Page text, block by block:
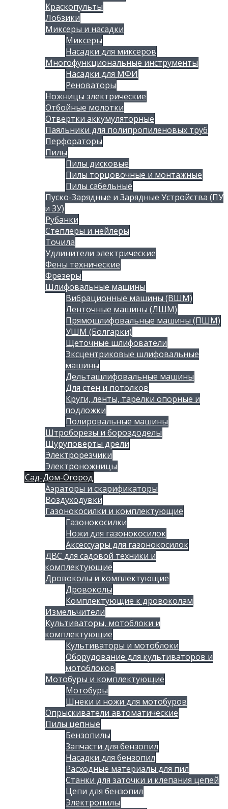
Краскопульты
Лобзики
Миксеры и насадки
Миксеры
Насадки для миксеров
Многофункциональные инструменты
Насадки для МФИ
Реноваторы
Ножницы злектрические
Отбойные молотки
Отвертки аккумуляторные
Паяльники для полипропиленовых труб
Перфораторы
Пилы
Пилы дисковые
Пилы торцовочные и монтажные
Пилы сабельные
Пуско-Зарядные и Зарядные Устройства (ПУ
и ЗУ)
Рубанки
Степлеры и нейлеры
Точила
Удлинители электрические
Фены технические
Фрезеры
Шлифовальные машины
Вибрационные машины (ВШМ)
Ленточные машины (ЛШМ)
Прямошлифовальные машины (ПШМ)
УШМ (Болгарки)
Щеточные шлифователи
Эксцентриковые шлифовальные
машины
Дельташлифовальные машины
Для стен и потолков
Круги, ленты, тарелки опорные и
подложки
Полировальные машины
Штроборезы и бороздоделы
Шуруповёрты дрели
Электрорезчики
Электроножницы
Сад-Дом-Огород
Аэраторы и скарификаторы
Воздуходувки
Газонокосилки и комплектующие
Газонокосилки
Ножи для газонокосилок
Аксессуары для газонокосилок
ДВС для садовой техники и
комплектующие
Дровоколы и комплектующие
Дровоколы
Комплектующие к дровоколам
Измельчители
Культиваторы, мотоблоки и
комплектующие
Культиваторы и мотоблоки
Оборудование для культиваторов и
мотоблоков
Мотобуры и комплектующие
Мотобуры
Шнеки и ножи для мотобуров
Опрыскиватели автоматические
Пилы цепные
Бензопилы
Запчасти для бензопил
Насадки для бензопил
Расходные материалы для пил
Станки для заточки и клепания цепей
Цепи для бензопил
Электропилы